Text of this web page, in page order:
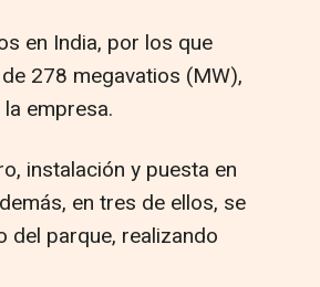
en India, por los que
278 megavatios (MW),
empresa.
instalación y puesta en
en tres de ellos, se
del parque, realizando